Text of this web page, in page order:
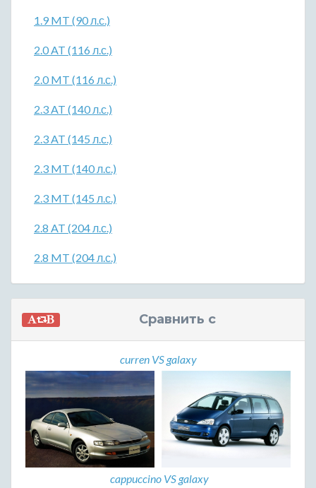
1.9 MT (90 л.с.)
2.0 AT (116 л.с.)
2.0 MT (116 л.с.)
2.3 AT (140 л.с.)
2.3 AT (145 л.с.)
2.3 MT (140 л.с.)
2.3 MT (145 л.с.)
2.8 AT (204 л.с.)
2.8 MT (204 л.с.)
Сравнить с
curren VS galaxy
cappuccino VS galaxy